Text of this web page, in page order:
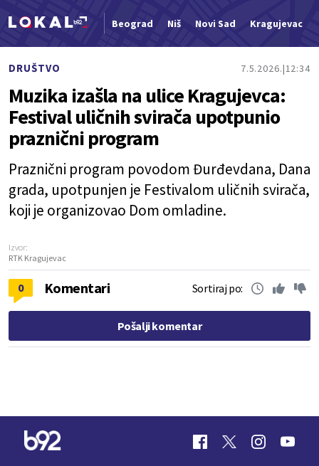
Beograd Niš Novi Sad Kragujevac
DRUŠTVO 7.5.2026. 12:34
Muzika izašla na ulice Kragujevca:
Festival uličnih svirača upotpunio
praznični program
Praznični program povodom Đurđevdana, Dana
grada, upotpunjen je Festivalom uličnih svirača,
koji je organizovao Dom omladine.
Izvor:
RTK Kragujevac
0 Komentari Sortiraj po:
Pošalji komentar